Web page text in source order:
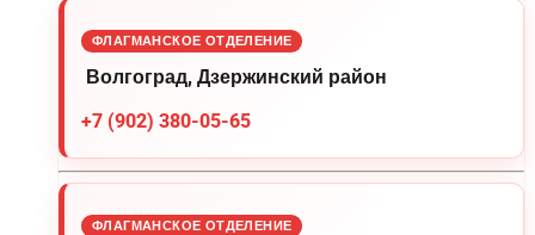
ФЛАГМАНСКОЕ ОТДЕЛЕНИЕ
Волгоград, Дзержинский район
+7 (902) 380-05-65
ФЛАГМАНСКОЕ ОТДЕЛЕНИЕ